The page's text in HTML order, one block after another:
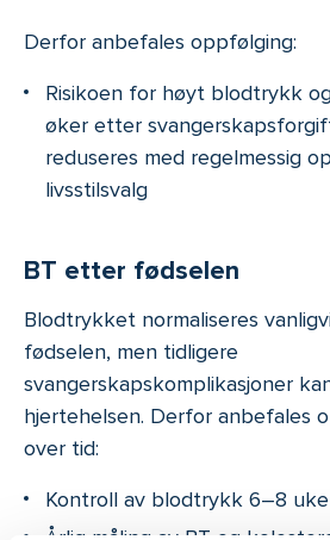
Derfor anbefales oppfølging:
Risikoen for høyt blodtrykk
øker etter
reduseres med regelmessig
livsstilsvalg
BT etter fødselen
Blodtrykket normaliseres
fødselen, men tidligere
svangerskapskomplikasjoner
hjertehelsen. Derfor anbefales
over tid:
Kontroll av blodtrykk 6–8